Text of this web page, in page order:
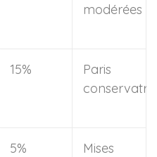
modérées
15%
Paris
5%
Mises